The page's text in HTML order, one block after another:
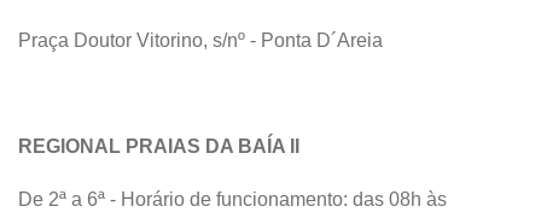
Praça Doutor Vitorino, s/nº - Ponta D´Areia
REGIONAL PRAIAS DA BAÍA II
De 2ª a 6ª - Horário de funcionamento: das 08h às